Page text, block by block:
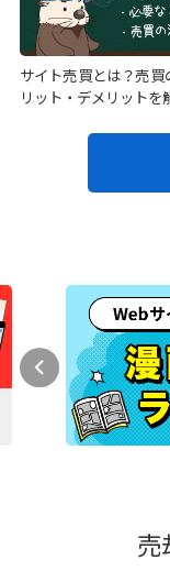
サイト売買とは？売買
リット・デメリットを
売